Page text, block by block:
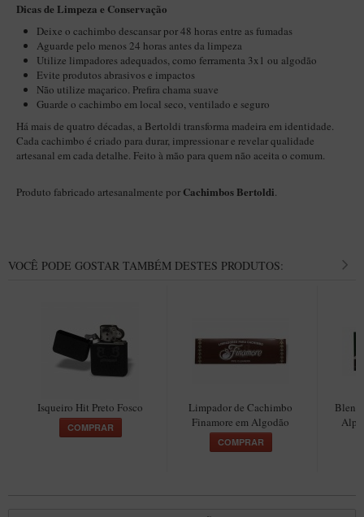
Suportes
Filtros
Isqueiros
Dicas de Limpeza e Conservação
Deixe o cachimbo descansar por 48 horas entre as fumadas
Aguarde pelo menos 24 horas antes da limpeza
Utilize limpadores adequados, como ferramenta 3x1 ou algodão
Evite produtos abrasivos e impactos
Não utilize maçarico. Prefira chama suave
Guarde o cachimbo em local seco, ventilado e seguro
Há mais de quatro décadas, a Bertoldi transforma madeira em identidade.
Cada cachimbo é criado para durar, impressionar e revelar qualidade
artesanal em cada detalhe. Feito à mão para quem não aceita o comum.
Produto fabricado artesanalmente por Cachimbos Bertoldi.
VOCÊ PODE GOSTAR TAMBÉM DESTES PRODUTOS:
Isqueiro Hit Preto Fosco
COMPRAR
Limpador de Cachimbo
Finamore em Algodão
COMPRAR
Blend